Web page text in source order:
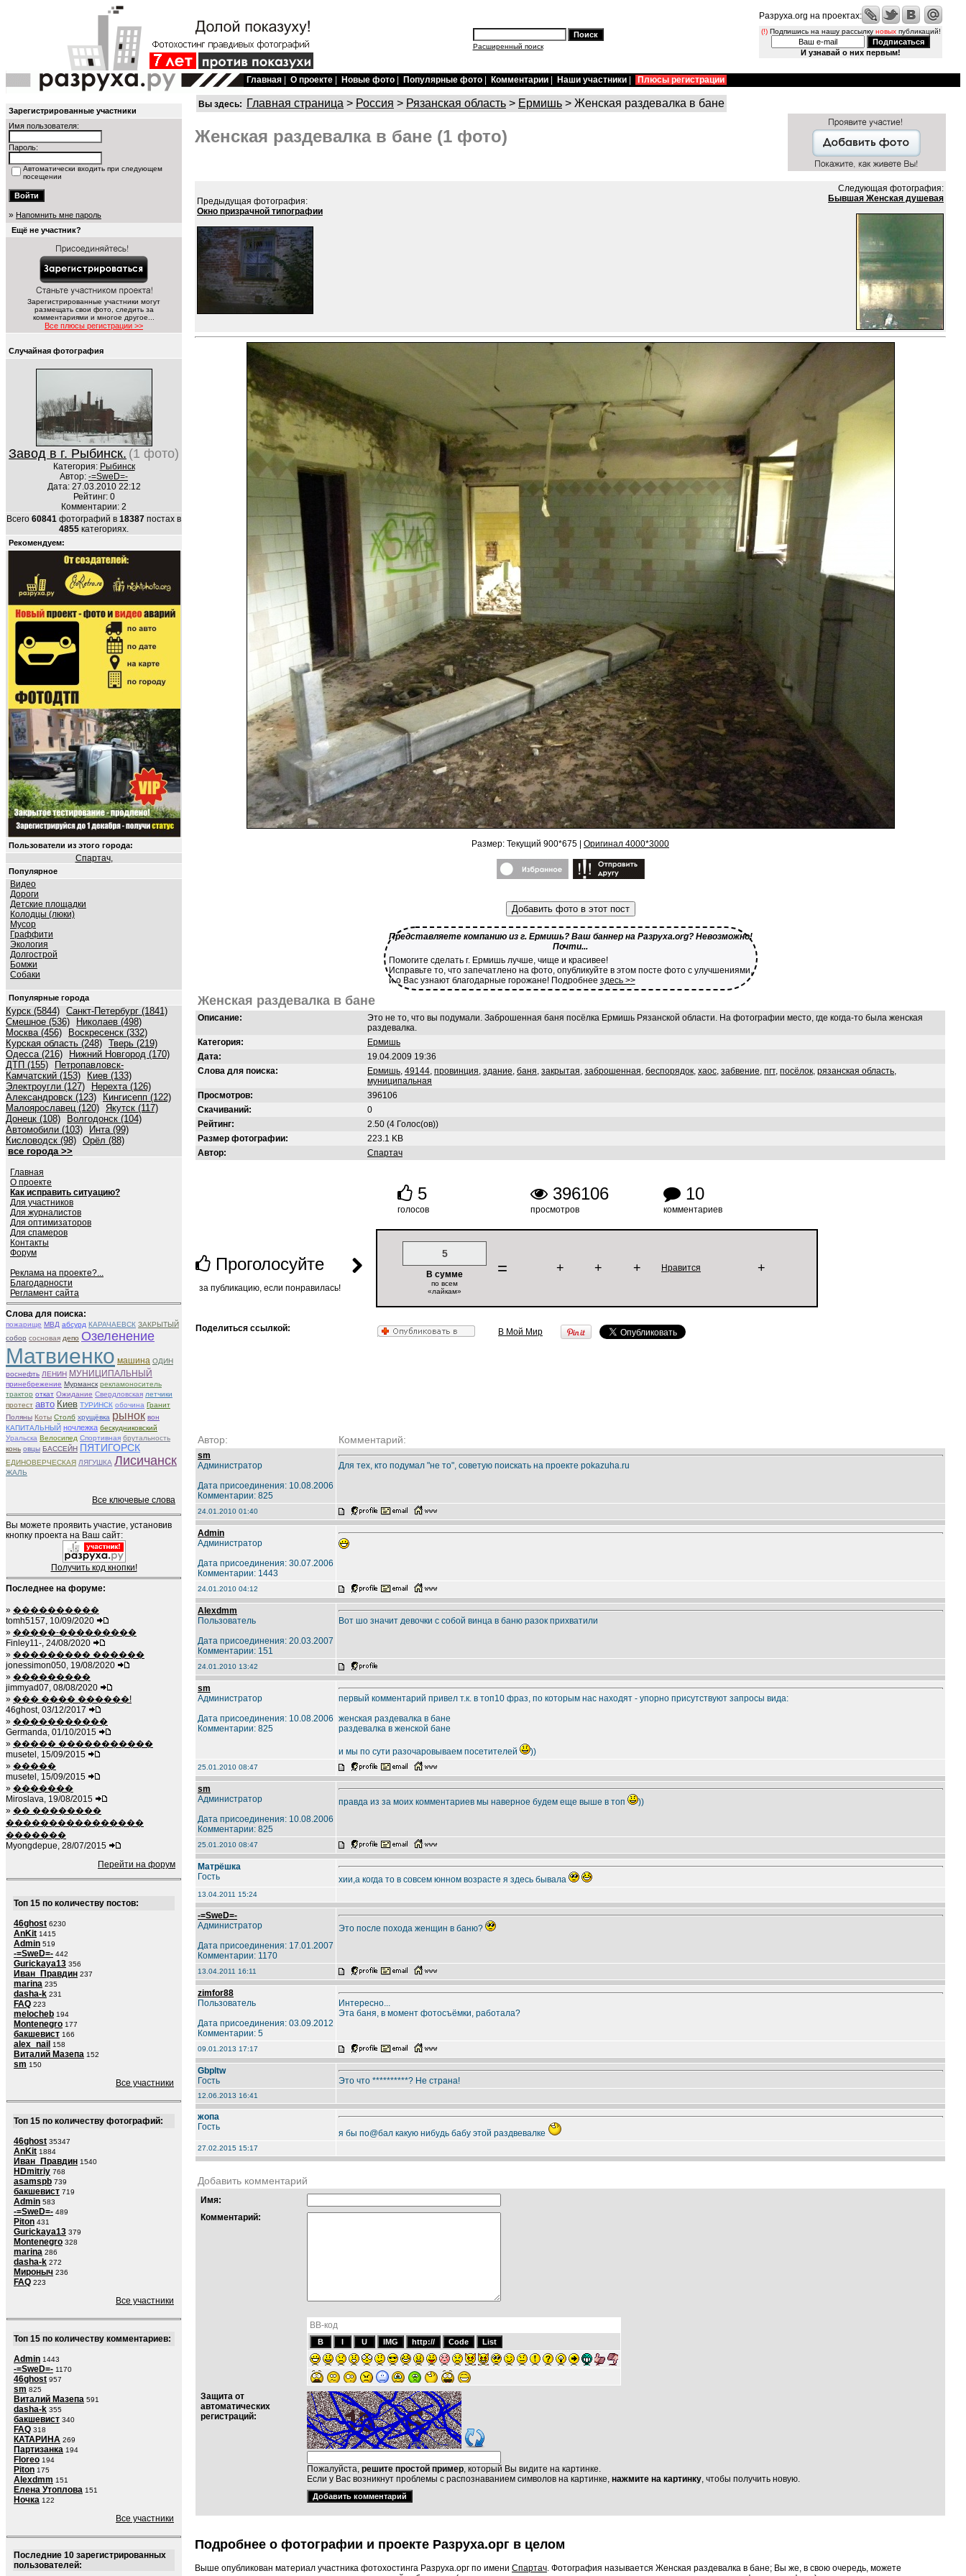
Расширенный поиск
Разруха.org на проектах:
(!)Подпишись на нашу рассылку новыхпубликаций!
И узнавай о них первым!
Главная О проекте Новые фото Популярные фото Комментарии Наши участники Плюсы регистрации
Зарегистрированные участники
Имя пользователя:
Пароль:
Автоматически входить при следующем
посещении
» Напомнить мне пароль
Ещё не участник?
Зарегистрированные участники могут
размещать свои фото, следить за
комментариями и многое другое...
Все плюсы регистрации >>
Случайная фотография
Завод в г. Рыбинск. (1 фото)
Категория: Рыбинск
Автор: -=SweD=-
Дата: 27.03.2010 22:12
Рейтинг: 0
Комментарии: 2
Всего 60841 фотографий в 18387 постах в
4855 категориях.
Рекомендуем:
Пользователи из этого города:
Спартач,
Популярное
Видео
Дороги
Детские площадки
Колодцы (люки)
Мусор
Граффити
Экология
Долгострой
Бомжи
Собаки
Популярные города
Курск (5844) Санкт-Петербург (1841)
Смешное (536)
Николаев (498)
Москва (456)
Воскресенск (332)
Курская область (248) Тверь (219)
Одесса (216)
Нижний Новгород (170)
ДТП (155)
Петропавловск-
Камчатский (153)
Киев (133)
Электроугли (127)
Нерехта (126)
Александровск (123)
Кингисепп (122)
Малоярославец (120) Якутск (117)
Донецк (108)
Волгодонск (104)
Автомобили (103)
Инта (99)
Кисловодск (98) Орёл (88)
все города >>
Главная
О проекте
Как исправить ситуацию?
Для участников
Для журналистов
Для оптимизаторов
Для спамеров
Контакты
Форум
Реклама на проекте?...
Благодарности
Регламент сайта
Слова для поиска:
пожарище МВД абсурд КАРАЧАЕВСК ЗАКРЫТЫЙ
собор сосновая депо Озеленение
Матвиенко машина ОДИН
роснефть ЛЕНИН МУНИЦИПАЛЬНЫЙ
принебрежение Мурманск рекламоноситель
трактор откат Ожидание Свердловская летчики
протест авто Киев ТУРИНСК обочина Гранит
Поляны Коты Столб хрущёвка рынок вон
КАПИТАЛЬНЫЙ ночлежка бескудниковский
Уральска Велосипед Спортивная брутальность
конь овцы БАССЕЙН ПЯТИГОРСК
ЕДИНОВЕРЧЕСКАЯ ЛЯГУШКА Лисичанск
ЖАЛЬ
Все ключевые слова
Вы можете проявить участие, установив
кнопку проекта на Ваш сайт:
Получить код кнопки!
Последнее на форуме:
» ����������
tomh5157, 10/09/2020
» �����-���������
Finley11-, 24/08/2020
» ��������� ������
jonessimon050, 19/08/2020
» ���������
jimmyad07, 08/08/2020
» ��� ���� ������!
46ghost, 03/12/2017
» �����������
Germanda, 01/10/2015
» ����� �����������
musetel, 15/09/2015
» �����
musetel, 15/09/2015
» �������
Miroslava, 19/08/2015
» �� ��������
����������������
�������
Myongdepue, 28/07/2015
Перейти на форум
Топ 15 по количеству постов:
46ghost 6230
AnKit 1415
Admin 519
-=SweD=- 442
Gurickaya13 356
Иван_Правдин 237
marina 235
dasha-k 231
FAQ 223
melocheb 194
Montenegro 177
бакшевист 166
alex_nail 158
Виталий Мазепа 152
sm 150
Все участники
Топ 15 по количеству фотографий:
46ghost 35347
AnKit 1884
Иван_Правдин 1540
HDmitriy 768
asamspb 739
бакшевист 719
Admin 583
-=SweD=- 489
Piton 431
Gurickaya13 379
Montenegro 328
marina 286
dasha-k 272
Мироныч 236
FAQ 223
Все участники
Топ 15 по количеству комментариев:
Admin 1443
-=SweD=- 1170
46ghost 957
sm 825
Виталий Мазепа 591
dasha-k 355
бакшевист 340
FAQ 318
КАТАРИНА 269
Партизанка 194
Floreo 194
Piton 175
Alexdmm 151
Елена Утоплова 151
Ночка 122
Все участники
Последние 10 зарегистрированных
пользователей:
Вы здесь: Главная страница > Россия > Рязанская область > Ермишь > Женская раздевалка в бане
Женская раздевалка в бане (1 фото)
Предыдущая фотография:
Окно призрачной типографии
Следующая фотография:
Бывшая Женская душевая
Размер: Текущий 900*675 | Оригинал 4000*3000
Добавить фото в этот пост
Представляете компанию из г. Ермишь? Ваш баннер на Разруха.org? Невозможно!
Почти...
Помогите сделать г. Ермишь лучше, чище и красивее!
Исправьте то, что запечатлено на фото, опубликуйте в этом посте фото с улучшениями,
и о Вас узнают благодарные горожане! Подробнее здесь >>
Женская раздевалка в бане
Описание:
Это не то, что вы подумали. Заброшенная баня посёлка Ермишь Рязанской области. На фотографии место, где когда-то была женская
раздевалка.
Категория:
Ермишь
Дата:
19.04.2009 19:36
Слова для поиска:
Ермишь, 49144, провинция, здание, баня, закрытая, заброшенная, беспорядок, хаос, забвение, пгт, посёлок, рязанская область,
муниципальная
Просмотров:
396106
Скачиваний:
0
Рейтинг:
2.50 (4 Голос(ов))
Размер фотографии:
223.1 KB
Автор:
Спартач
Проголосуйте
за публикацию, если понравилась!
5
голосов
396106
просмотров
10
комментариев
5
В сумме
по всем
«лайкам»
= + + + Нравится +
Поделиться ссылкой: В Мой Мир
Автор: Комментарий:
sm
Администратор
Дата присоединения: 10.08.2006
Комментарии: 825
Для тех, кто подумал "не то", советую поискать на проекте pokazuha.ru
24.01.2010 01:40
Admin
Администратор
Дата присоединения: 30.07.2006
Комментарии: 1443
24.01.2010 04:12
Alexdmm
Пользователь
Дата присоединения: 20.03.2007
Комментарии: 151
Вот шо значит девочки с собой винца в баню разок прихватили
24.01.2010 13:42
sm
Администратор
Дата присоединения: 10.08.2006
Комментарии: 825
первый комментарий привел т.к. в топ10 фраз, по которым нас находят - упорно присутствуют запросы вида:
женская раздевалка в бане
раздевалка в женской бане
и мы по сути разочаровываем посетителей ))
25.01.2010 08:47
sm
Администратор
Дата присоединения: 10.08.2006
Комментарии: 825
правда из за моих комментариев мы наверное будем еще выше в топ ))
25.01.2010 08:47
Матрёшка
Гость
хии,а когда то в совсем юнном возрасте я здесь бывала
13.04.2011 15:24
-=SweD=-
Администратор
Дата присоединения: 17.01.2007
Комментарии: 1170
Это после похода женщин в баню?
13.04.2011 16:11
zimfor88
Пользователь
Дата присоединения: 03.09.2012
Комментарии: 5
Интересно...
Эта баня, в момент фотосъёмки, работала?
09.01.2013 17:17
Gbpltw
Гость
Это что **********? Не страна!
12.06.2013 16:41
жопа
Гость
я бы по@бал какую нибудь бабу этой раздвевалке
27.02.2015 15:17
Добавить комментарий
Имя:
Комментарий:
BB-код
Защита от
автоматических
регистраций:
Пожалуйста, решите простой пример, который Вы видите на картинке.
Если у Вас возникнут проблемы с распознаванием символов на картинке, нажмите на картинку, чтобы получить новую.
Подробнее о фотографии и проекте Разруха.орг в целом
Выше опубликован материал участника фотохостинга Разруха.орг по имени Спартач. Фотография называется Женская раздевалка в бане; Вы же, в свою очередь, можете